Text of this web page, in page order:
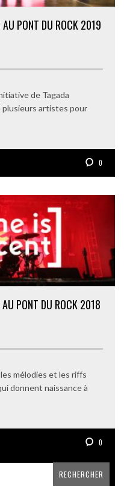
AU PONT DU ROCK 2019
de Tagada
plusieurs artistes pour
0
AU PONT DU ROCK 2018
mélodies et les riffs
donnent naissance à
0